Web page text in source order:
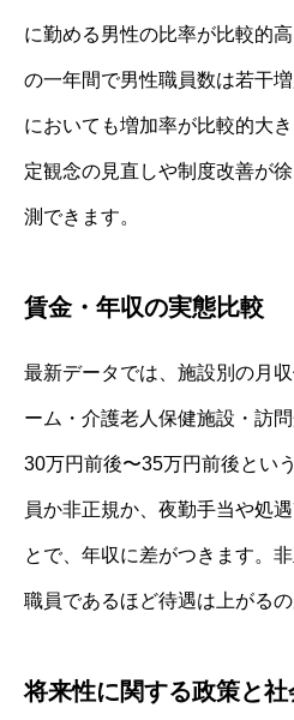
に勤める男性の比率が比較的
の一年間で男性職員数は若干
においても増加率が比較的大
定観念の見直しや制度改善が
測できます。
賃金・年収の実態比較
最新データでは、施設別の月
ーム・介護老人保健施設・訪
30万円前後〜35万円前後とい
員か非正規か、夜勤手当や処
とで、年収に差がつきます。
職員であるほど待遇は上がるの
将来性に関する政策と